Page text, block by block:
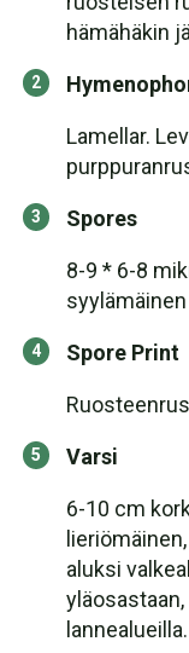
hämähäkin
Lamellar.
Spores
8-9 * 6-8
Spore Print
Varsi
6-10 cm
aluksi
lannealueilla.